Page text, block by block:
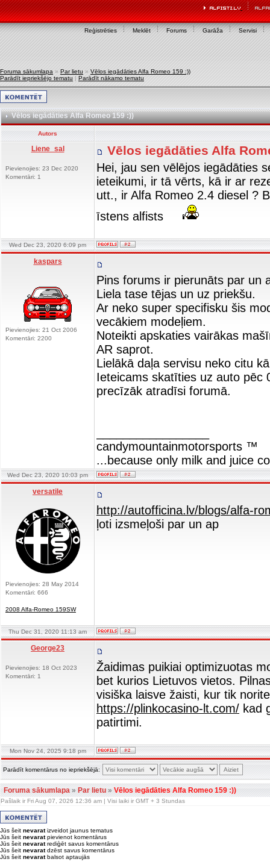
Reģistrēties Meklēt Forums Garāža Servisi
Foruma sākumlapa » Par lietu » Vēlos iegādāties Alfa Romeo 159 :))
Parādīt iepriekšējo tematu | Parādīt nākamo tematu
Vēlos iegādāties Alfa Romeo 159 :))
Autors
Liene_sal
Pievienojies: 23 Dec 2020
Komentāri: 1
Vēlos iegādāties Alfa
Hei, jau sen vēlējos iegādāties
ieteikumi, ir tā vērts, kā ir ar
utt., ir Alfa Romeo 2.4 diesel ?
īstens alfists
Wed Dec 23, 2020 6:09 pm
kaspars
Pievienojies: 21 Oct 2006
Komentāri: 2200
Pins forums ir pierunāts par un
Liela tase tējas un uz priekšu.
Ar neko super specifisku šis
vecākiem modeļiem.
Noteikti apskaties vairākas
AR saprot.
Lielākā daļa servisu neko citu
Ieteicams skatīties uz auto pēc
precīzāk atradīsi forumā.
candymountainmotorsports ™
...because only milk and juice
Wed Dec 23, 2020 10:03 pm
versatile
Pievienojies: 28 May 2014
Komentāri: 666
2008 Alfa-Romeo 159SW
http://autofficina.lv/blogs/alfa-
ļoti izsmeļoši par un ap
Thu Dec 31, 2020 11:13 am
George23
Pievienojies: 18 Oct 2023
Komentāri: 1
Žaidimas puikiai optimizuotas
bet kurios Lietuvos vietos.
visiška laisve žaisti, kur tik
https://plinkocasino-lt.com/ kad
patirtimi.
Mon Nov 24, 2025 9:18 pm
Parādīt komentārus no iepriekšējā:
Foruma sākumlapa»Par lietu»Vēlos iegādāties Alfa Romeo 159 :))
Pašlaik ir Fri Aug 07, 2026 12:36 am | Visi laiki ir GMT + 3 Stundas
Jūs šeit nevaratizveidot jaunus tematus
Jūs šeit nevaratpievienot komentārus
Jūs šeit nevaratrediģēt savus komentārus
Jūs šeit nevaratdzēst savus komentārus
Jūs šeit nevaratbalsot aptaujās